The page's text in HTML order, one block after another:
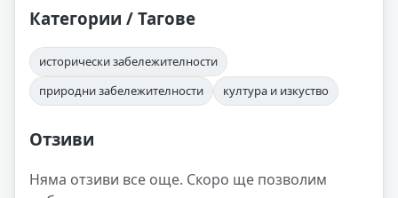
Категории / Тагове
исторически забележителности
природни забележителности
култура и изкуство
Отзиви
Няма отзиви все още. Скоро ще позволим